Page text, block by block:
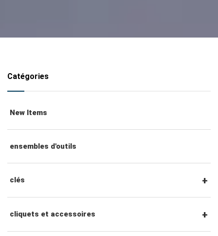
Catégories
New Items
ensembles d'outils
clés
clés mixtes
cliquets et accessoires